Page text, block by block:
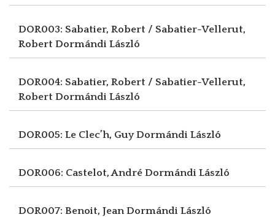
DOR003: Sabatier, Robert / Sabatier-Vellerut,
Robert Dormándi László
DOR004: Sabatier, Robert / Sabatier-Vellerut,
Robert Dormándi László
DOR005: Le Clec’h, GuyDormándi László
DOR006: Castelot, André Dormándi László
DOR007: Benoit, JeanDormándi László